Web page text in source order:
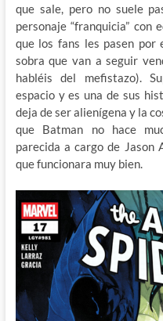
que sale, pero no suele
personaje “franquicia” con
que los fans les pasen por
sobra que van a seguir
habléis del mefistazo).
espacio y es una de sus
deja de ser alienígena y la
que Batman no hace
parecida a cargo de
que funcionara muy bien.